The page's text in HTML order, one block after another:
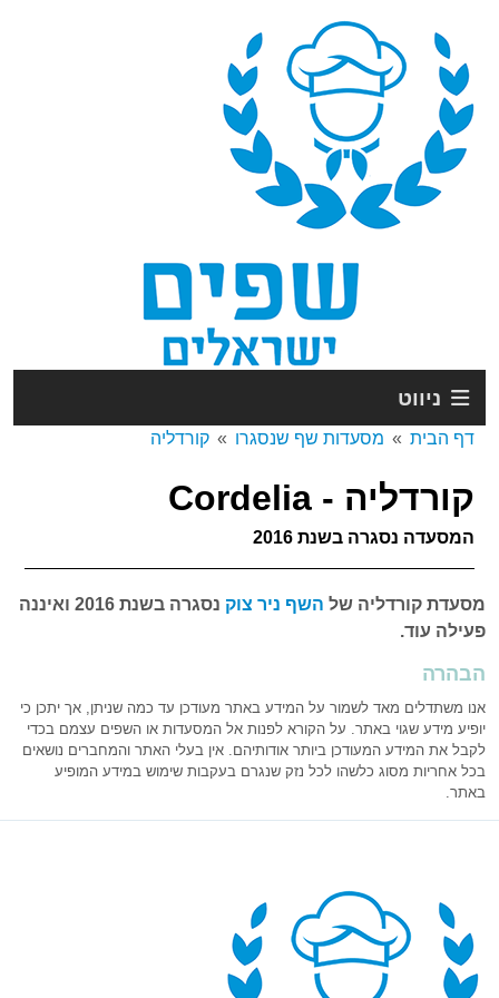
ניווט
דף הבית מסעדות שף שנסגרו קורדליה
קורדליה - Cordelia
המסעדה נסגרה בשנת 2016
מסעדת קורדליה של השף ניר צוק
נסגרה בשנת 2016 ואיננה
פעילה עוד.
הבהרה
אנו משתדלים מאד לשמור על המידע באתר מעודכן עד כמה שניתן, אך יתכן כי
יופיע מידע שגוי באתר. על הקורא לפנות אל המסעדות או השפים עצמם בכדי
לקבל את המידע המעודכן ביותר אודותיהם. אין בעלי האתר והמחברים נושאים
בכל אחריות מסוג כלשהו לכל נזק שנגרם בעקבות שימוש במידע המופיע
באתר.